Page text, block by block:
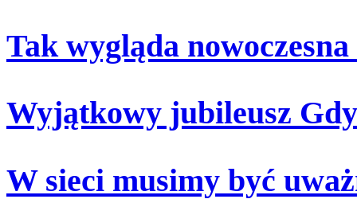
Tak wygląda
Wyjątkowy jubileusz
W sieci musimy być